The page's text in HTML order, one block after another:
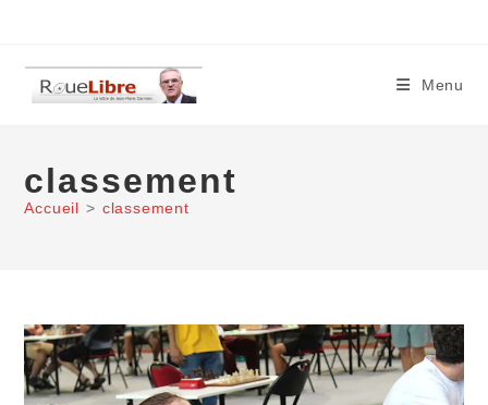
content
Menu
classement
Accueil > classement